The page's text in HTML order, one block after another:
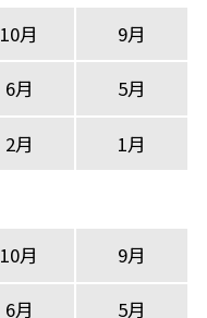
10月 9月
6月 5月
2月 1月
10月 9月
6月 5月